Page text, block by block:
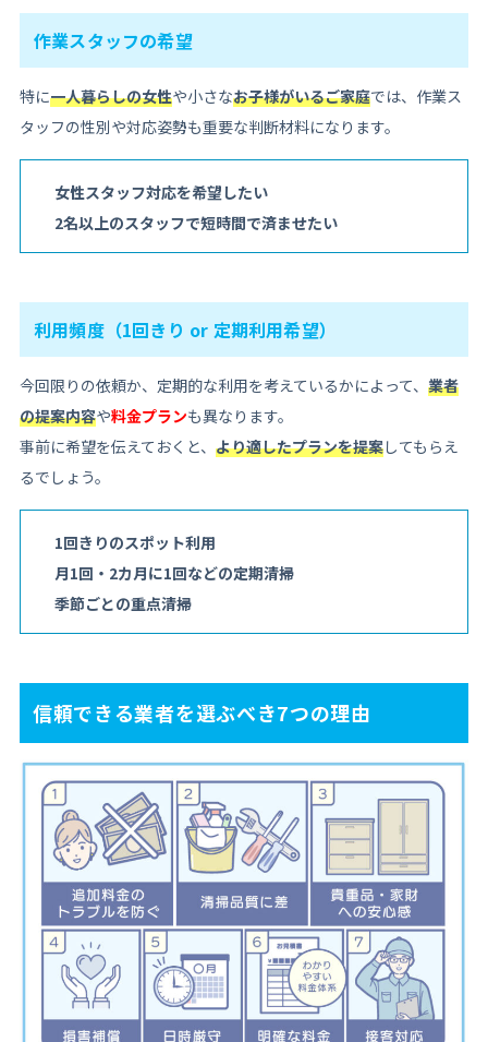
作業スタッフの希望
特に一人暮らしの女性や小さなお子様がいるご家庭では、作業ス
タッフの性別や対応姿勢も重要な判断材料になります。
女性スタッフ対応を希望したい
2名以上のスタッフで短時間で済ませたい
利用頻度（1回きり or 定期利用希望）
今回限りの依頼か、定期的な利用を考えているかによって、 業者
の提案内容や料金プランも異なります。
事前に希望を伝えておくと、 より適したプランを提案してもらえ
るでしょう。
1回きりのスポット利用
月1回・2カ月に1回などの定期清掃
季節ごとの重点清掃
信頼できる業者を選ぶべき7つの理由